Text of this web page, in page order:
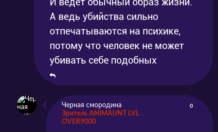
А ведь убийства сильно
отпечатываются на психике,
потому что человек не может
убивать себе подобных
Черная смородина
Зритель ANIMAUNT LVL
OVER9000
0